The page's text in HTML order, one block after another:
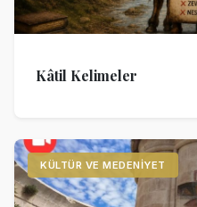
Kâtil Kelimeler
KÜLTÜR VE MEDENIYET